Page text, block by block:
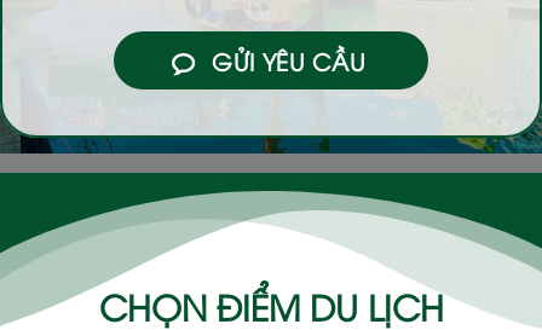
GỬI YÊU CẦU
CHỌN ĐIỂM DU LỊCH